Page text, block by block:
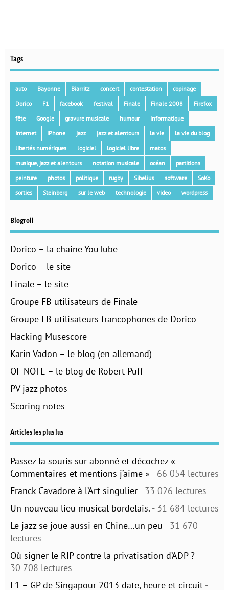
Tags
auto Bayonne Biarritz concert contestation
copinage
Dorico
F1 facebook festival Finale Finale 2008
Firefox
fête
Google gravure musicale humour
informatique
Internet
iPhone jazz jazz et alentours la vie
la vie du blog
libertés numériques
logiciel logiciel libre
matos
musique, jazz et alentours
notation musicale océan
partitions
peinture
photos politique rugby Sibelius software
SoKo
sorties
Steinberg sur le web technologie video wordpress
Blogroll
Dorico – la chaine YouTube
Dorico – le site
Finale – le site
Groupe FB utilisateurs de Finale
Groupe FB utilisateurs francophones de Dorico
Hacking Musescore
Karin Vadon – le blog (en allemand)
OF NOTE – le blog de Robert Puff
PV jazz photos
Scoring notes
Articles les plus lus
Passez la souris sur abonné et décochez «
Commentaires et mentions j’aime » - 66 054 lectures
Franck Cavadore à l’Art singulier - 33 026 lectures
Un nouveau lieu musical bordelais. - 31 684 lectures
Le jazz se joue aussi en Chine…un peu - 31 670
lectures
Où signer le RIP contre la privatisation d’ADP ? -
30 708 lectures
F1 – GP de Singapour 2013 date, heure et circuit -